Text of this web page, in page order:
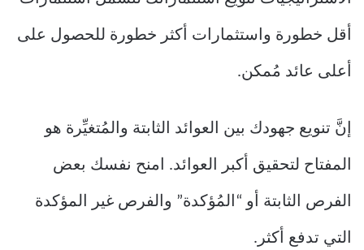
أقل خطورة واستثمارات أكثر خطورة للحصول على
أعلى عائد مُمكن.
إنَّ تنويع جهودك بين العوائد الثابتة والمُتغيِّرة هو
المفتاح لتحقيق أكبر العوائد. امنح نفسك بعض
الفرص الثابتة أو “المُؤكدة” والفرص غير المؤكدة
التي تدفع أكثر.